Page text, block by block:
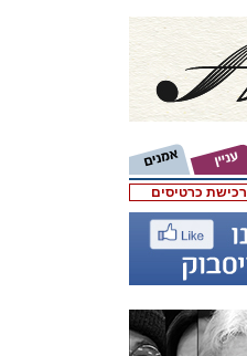
רכישת כרטיסים